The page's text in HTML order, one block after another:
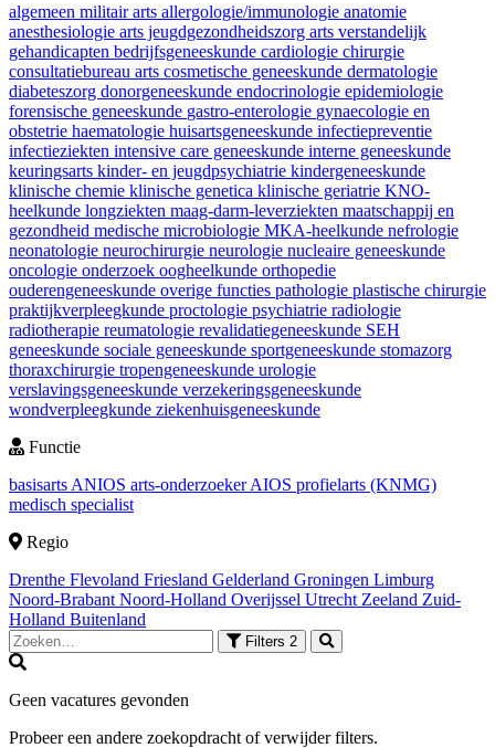
algemeen militair arts allergologie/immunologie anatomie
anesthesiologie arts jeugdgezondheidszorg arts verstandelijk
gehandicapten bedrijfsgeneeskunde cardiologie chirurgie
consultatiebureau arts cosmetische geneeskunde dermatologie
diabeteszorg donorgeneeskunde endocrinologie epidemiologie
forensische geneeskunde gastro-enterologie gynaecologie en
obstetrie haematologie huisartsgeneeskunde infectiepreventie
infectieziekten intensive care geneeskunde interne geneeskunde
keuringsarts kinder- en jeugdpsychiatrie kindergeneeskunde
klinische chemie klinische genetica klinische geriatrie KNO-
heelkunde longziekten maag-darm-leverziekten maatschappij en
gezondheid medische microbiologie MKA-heelkunde nefrologie
neonatologie neurochirurgie neurologie nucleaire geneeskunde
oncologie onderzoek oogheelkunde orthopedie
ouderengeneeskunde overige functies pathologie plastische chirurgie
praktijkverpleegkunde proctologie psychiatrie radiologie
radiotherapie reumatologie revalidatiegeneeskunde SEH
geneeskunde sociale geneeskunde sportgeneeskunde stomazorg
thoraxchirurgie tropengeneeskunde urologie
verslavingsgeneeskunde verzekeringsgeneeskunde
wondverpleegkunde ziekenhuisgeneeskunde
Functie
basisarts ANIOS arts-onderzoekerAIOS profielarts (KNMG)
medisch specialist
Regio
Drenthe Flevoland Friesland Gelderland Groningen Limburg
Noord-Brabant Noord-Holland Overijssel Utrecht Zeeland Zuid-
Holland Buitenland
Filters 2
Geen vacatures gevonden
Probeer een andere zoekopdracht of verwijder filters.